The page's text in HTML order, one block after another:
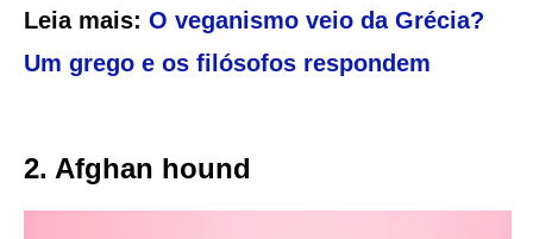
Leia mais: O veganismo veio da Grécia?
Um grego e os filósofos respondem
2. Afghan hound